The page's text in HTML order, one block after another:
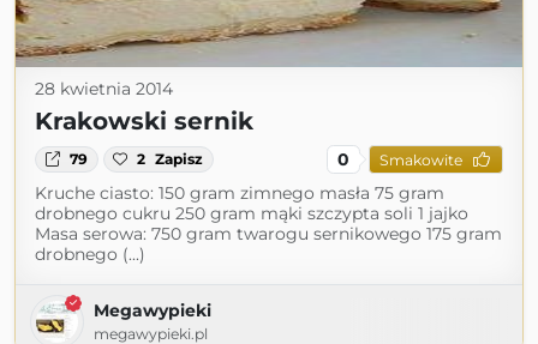
28 kwietnia 2014
Krakowski sernik
79 2 Zapisz 0 Smakowite
Kruche ciasto: 150 gram zimnego masła 75 gram
drobnego cukru 250 gram mąki szczypta soli 1 jajko
Masa serowa: 750 gram twarogu sernikowego 175 gram
drobnego (...)
Megawypieki
megawypieki.pl